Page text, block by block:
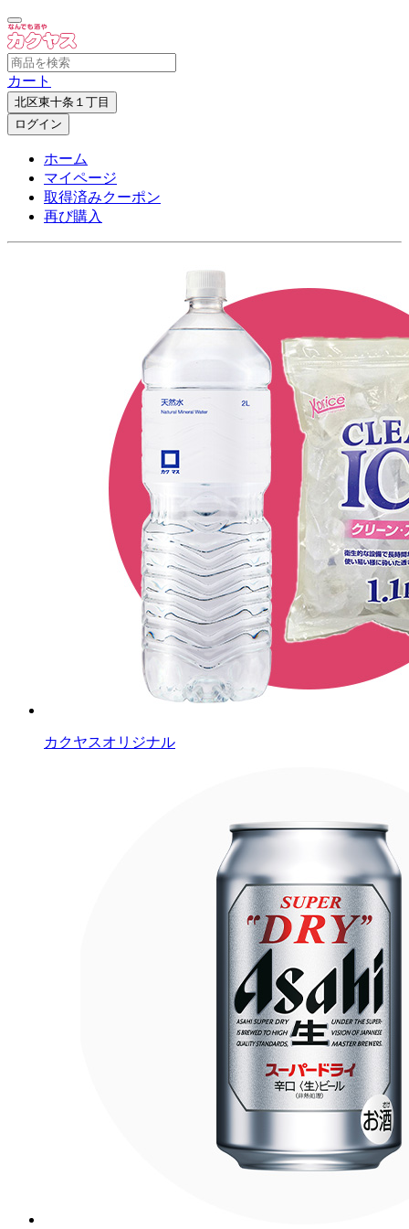
カート
北区東十条１丁目
ログイン
ホーム
マイページ
取得済みクーポン
再び購入
カクヤスオリジナル